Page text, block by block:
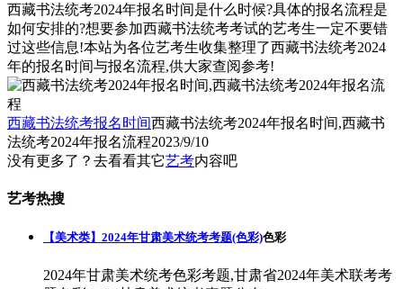
西藏书法统考2024年报名时间是什么时候?具体的报名流程是
如何安排的?想要参加西藏书法统考考试的艺考生一定不要错
过这些信息!本站为各位艺考生收集整理了西藏书法统考2024
年的报名时间与报名流程,供大家查阅参考!
西藏书法统考报名时间西藏书法统考2024年报名时间,西藏书
法统考2024年报名流程2023/9/10
没有更多了？去看看其它艺考内容吧
艺考热搜
【美术类】2024年甘肃美术统考考题(色彩)色彩
2024年甘肃美术统考色彩考题,甘肃省2024年美术联考考